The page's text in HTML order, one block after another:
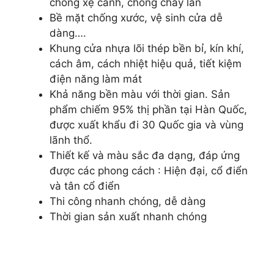
Bề mặt chống xước, vệ sinh cửa dễ
dàng….
Khung cửa nhựa lõi thép bền bỉ, kín khí,
cách âm, cách nhiệt hiệu quả, tiết kiệm
điện năng làm mát
Khả năng bền màu với thời gian. Sản
phẩm chiếm 95% thị phần tại Hàn Quốc,
được xuất khẩu đi 30 Quốc gia và vùng
lãnh thổ.
Thiết kế và màu sắc đa dạng, đáp ứng
được các phong cách : Hiện đại, cổ điển
và tân cổ điển
Thi công nhanh chóng, dễ dàng
Thời gian sản xuất nhanh chóng